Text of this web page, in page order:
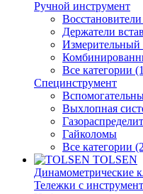
Ручной инструмент
Держатели
Измерительный
Все категории
Специнструмент
Выхлопная
Гайколомы
Все категории
TOLSEN
Динамометрические
Тележки с